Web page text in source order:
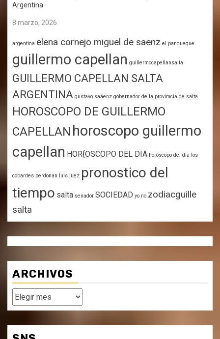
Argentina
8 marzo, 2026
argentina elena cornejo miguel de saenz el panqueque
guillermo capellan guillermocapellansalta
GUILLERMO CAPELLAN SALTA
ARGENTINA gustavo saáenz gobernador de la provimcia de salta
HOROSCOPO DE GUILLERMO
CAPELLAN horoscopo guillermo
capellan HOR{OSCOPO DEL DIA horóscopo del día los
cobardes perdonan luis juez pronostico del
tiempo salta senador SOCIEDAD yo no zodiacguille
salta
ARCHIVOS
Archivos